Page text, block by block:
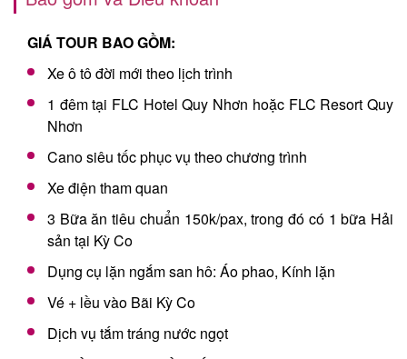
GIÁ TOUR BAO GỒM:
Xe ô tô đời mới theo lịch trình
1 đêm tại FLC Hotel Quy Nhơn hoặc FLC Resort Quy
Nhơn
Cano siêu tốc phục vụ theo chương trình
Xe điện tham quan
3 Bữa ăn tiêu chuẩn 150k/pax, trong đó có 1 bữa Hải
sản tại Kỳ Co
Dụng cụ lặn ngắm san hô: Áo phao, Kính lặn
Vé + lều vào Bãi Kỳ Co
Dịch vụ tắm tráng nước ngọt